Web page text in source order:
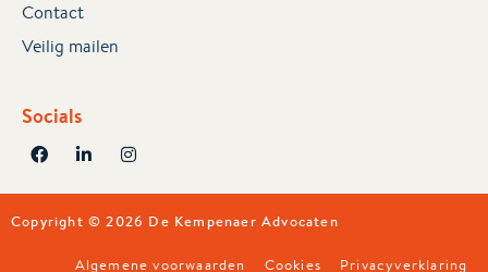
Contact
Veilig mailen
Socials
Copyright © 2026 De Kempenaer Advocaten
Algemene voorwaarden Cookies Privacyverklaring